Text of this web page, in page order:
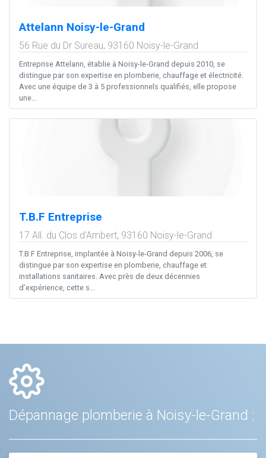
Attelann Noisy-le-Grand
56 Rue du Dr Sureau, 93160 Noisy-le-Grand
Entreprise Attelann, établie à Noisy-le-Grand depuis 2010, se
distingue par son expertise en plomberie, chauffage et électricité.
Avec une équipe de 3 à 5 professionnels qualifiés, elle propose
une...
T.B.F Entreprise
17 All. du Clos d'Ambert, 93160 Noisy-le-Grand
T.B.F Entreprise, implantée à Noisy-le-Grand depuis 2006, se
distingue par son expertise en plomberie, chauffage et
installations sanitaires. Avec près de deux décennies
d’expérience, cette s...
Dépannage plomberie à Noisy-le-Grand :